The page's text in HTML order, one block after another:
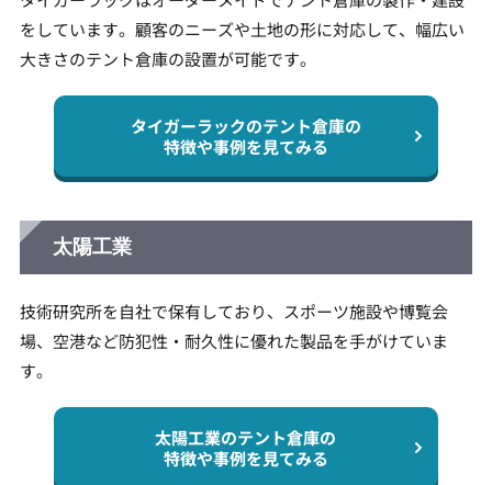
をしています。​​顧客のニーズや土地の形に対応して、幅広い
大きさのテント倉庫の設置が可能です。​
タイガーラックのテント倉庫の
特徴や事例を見てみる
太陽工業
技術研究所を自社で保有しており、スポーツ施設や博覧会
場、空港など防犯性・耐久性に優れた製品を手がけていま
す。
太陽工業のテント倉庫の
特徴や事例を見てみる